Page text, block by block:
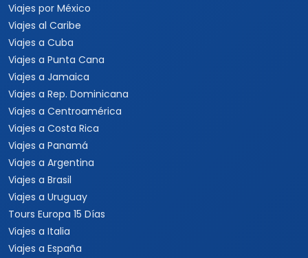
Viajes por México
Viajes al Caribe
Viajes a Cuba
Viajes a Punta Cana
Viajes a Jamaica
Viajes a Rep. Dominicana
Viajes a Centroamérica
Viajes a Costa Rica
Viajes a Panamá
Viajes a Argentina
Viajes a Brasil
Viajes a Uruguay
Tours Europa 15 Días
Viajes a Italia
Viajes a España